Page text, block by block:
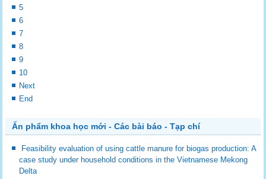
5
6
7
8
9
10
Next
End
Ấn phẩm khoa học mới - Các bài báo - Tạp chí
Feasibility evaluation of using cattle manure for biogas production: A
case study under household conditions in the Vietnamese Mekong
Delta